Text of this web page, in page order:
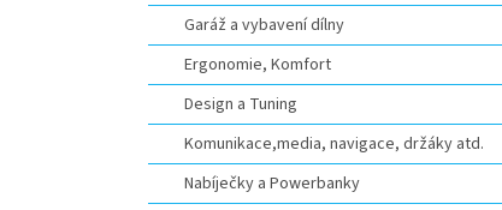
Garáž a vybavení dílny
Ergonomie, Komfort
Design a Tuning
Komunikace,media, navigace, držáky atd.
Nabíječky a Powerbanky